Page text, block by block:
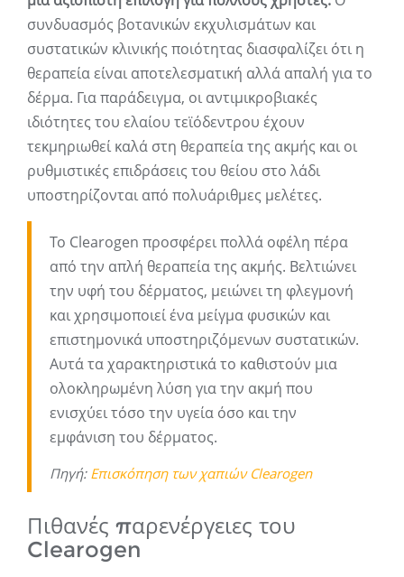
συνδυασμός βοτανικών εκχυλισμάτων και
συστατικών κλινικής ποιότητας διασφαλίζει ότι η
θεραπεία είναι αποτελεσματική αλλά απαλή για το
δέρμα. Για παράδειγμα, οι αντιμικροβιακές
ιδιότητες του ελαίου τεϊόδεντρου έχουν
τεκμηριωθεί καλά στη θεραπεία της ακμής και οι
ρυθμιστικές επιδράσεις του θείου στο λάδι
υποστηρίζονται από πολυάριθμες μελέτες.
Το Clearogen προσφέρει πολλά οφέλη πέρα ​​
από την απλή θεραπεία της ακμής. Βελτιώνει
την υφή του δέρματος, μειώνει τη φλεγμονή
και χρησιμοποιεί ένα μείγμα φυσικών και
επιστημονικά υποστηριζόμενων συστατικών.
Αυτά τα χαρακτηριστικά το καθιστούν μια
ολοκληρωμένη λύση για την ακμή που
ενισχύει τόσο την υγεία όσο και την
εμφάνιση του δέρματος.
Πηγή: Επισκόπηση των χαπιών Clearogen
Πιθανές παρενέργειες του
Clearogen